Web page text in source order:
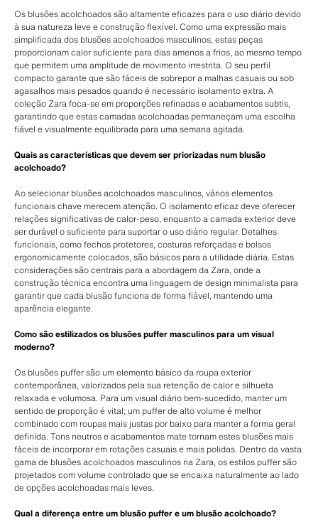
Os blusões acolchoados são altamente eficazes para o uso diário devido
à sua natureza leve e construção flexível. Como uma expressão mais
simplificada dos blusões acolchoados masculinos, estas peças
proporcionam calor suficiente para dias amenos a frios, ao mesmo tempo
que permitem uma amplitude de movimento irrestrita. O seu perfil
compacto garante que são fáceis de sobrepor a malhas casuais ou sob
agasalhos mais pesados quando é necessário isolamento extra. A
coleção Zara foca-se em proporções refinadas e acabamentos subtis,
garantindo que estas camadas acolchoadas permaneçam uma escolha
fiável e visualmente equilibrada para uma semana agitada.
Quais as características que devem ser priorizadas num blusão
acolchoado?
Ao selecionar blusões acolchoados masculinos, vários elementos
funcionais chave merecem atenção. O isolamento eficaz deve oferecer
relações significativas de calor-peso, enquanto a camada exterior deve
ser durável o suficiente para suportar o uso diário regular. Detalhes
funcionais, como fechos protetores, costuras reforçadas e bolsos
ergonomicamente colocados, são básicos para a utilidade diária. Estas
considerações são centrais para a abordagem da Zara, onde a
construção técnica encontra uma linguagem de design minimalista para
garantir que cada blusão funciona de forma fiável, mantendo uma
aparência elegante.
Como são estilizados os blusões puffer masculinos para um visual
moderno?
Os blusões puffer são um elemento básico da roupa exterior
contemporânea, valorizados pela sua retenção de calor e silhueta
relaxada e volumosa. Para um visual diário bem-sucedido, manter um
sentido de proporção é vital; um puffer de alto volume é melhor
combinado com roupas mais justas por baixo para manter a forma geral
definida. Tons neutros e acabamentos mate tornam estes blusões mais
fáceis de incorporar em rotações casuais e mais polidas. Dentro da vasta
gama de blusões acolchoados masculinos na Zara, os estilos puffer são
projetados com volume controlado que se encaixa naturalmente ao lado
de opções acolchoadas mais leves.
Qual a diferença entre um blusão puffer e um blusão acolchoado?